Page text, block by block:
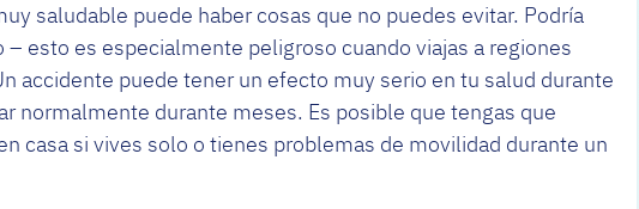
saludable puede haber cosas que no puedes evitar. Podría
esto es especialmente peligroso cuando viajas a regiones
accidente puede tener un efecto muy serio en tu salud durante
normalmente durante meses. Es posible que tengas que
casa si vives solo o tienes problemas de movilidad durante un